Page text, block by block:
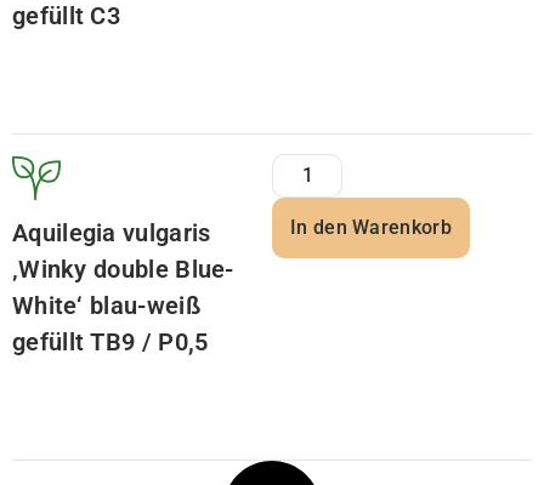
gefüllt C3
Aquilegia vulgaris
‚Winky double Blue-
White‘ blau-weiß
gefüllt TB9 / P0,5
In den Warenkorb